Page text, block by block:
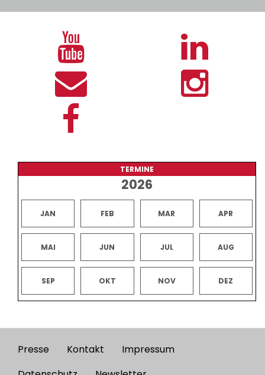
TERMINE
2026
JAN FEB MAR APR
MAI JUN JUL AUG
SEP OKT NOV DEZ
Footer
Presse Kontakt
Impressum